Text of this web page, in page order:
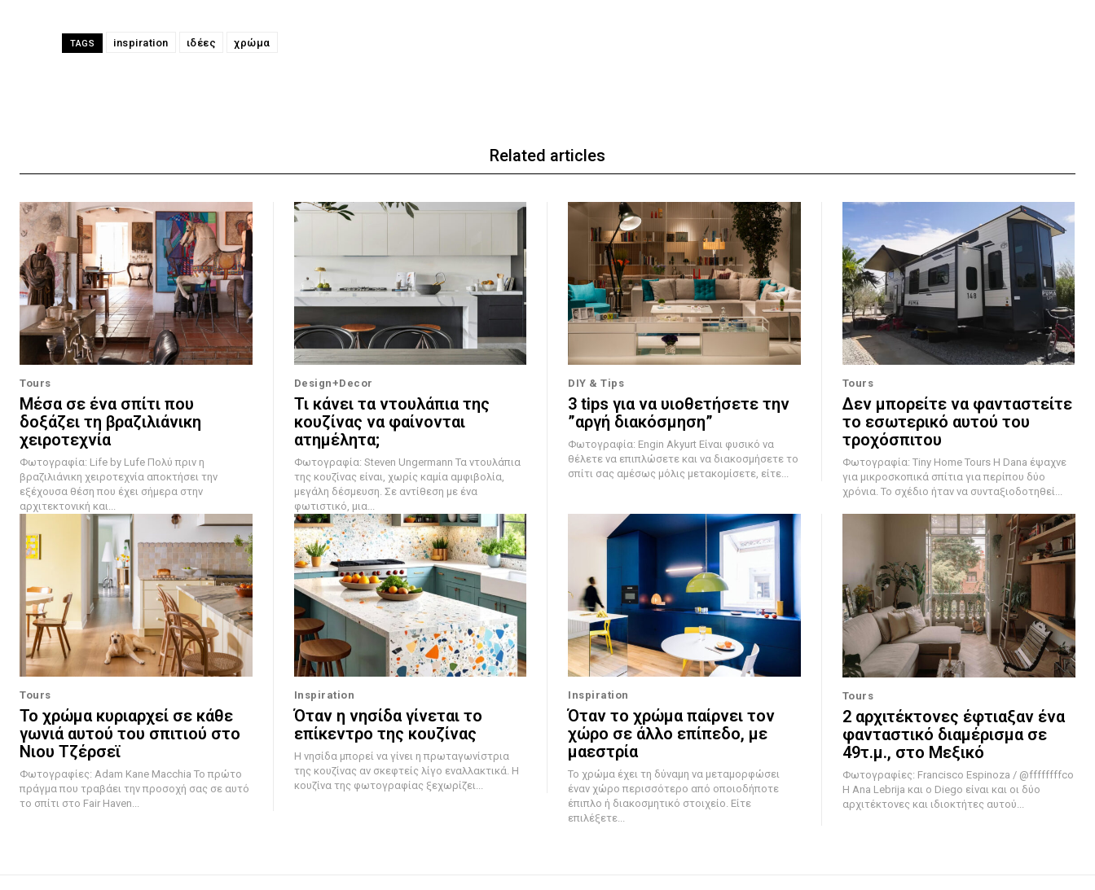
TAGS inspiration ιδέες χρώμα
Related articles
Tours
Μέσα σε ένα σπίτι που
δοξάζει τη βραζιλιάνικη
χειροτεχνία
Φωτογραφία: Life by Lufe Πολύ πριν η
βραζιλιάνικη χειροτεχνία αποκτήσει την
εξέχουσα θέση που έχει σήμερα στην
αρχιτεκτονική και...
Design+Decor
Τι κάνει τα ντουλάπια της
κουζίνας να φαίνονται
ατημέλητα;
Φωτογραφία: Steven Ungermann Τα ντουλάπια
της κουζίνας είναι, χωρίς καμία αμφιβολία,
μεγάλη δέσμευση. Σε αντίθεση με ένα
φωτιστικό, μια...
DIY & Tips
3 tips για να υιοθετήσετε την
”αργή διακόσμηση”
Φωτογραφία: Engin Akyurt Είναι φυσικό να
θέλετε να επιπλώσετε και να διακοσμήσετε το
σπίτι σας αμέσως μόλις μετακομίσετε, είτε...
Tours
Δεν μπορείτε να φανταστείτε
το εσωτερικό αυτού του
τροχόσπιτου
Φωτογραφία: Tiny Home Tours Η Dana έψαχνε
για μικροσκοπικά σπίτια για περίπου δύο
χρόνια. Το σχέδιο ήταν να συνταξιοδοτηθεί...
Tours
Το χρώμα κυριαρχεί σε κάθε
γωνιά αυτού του σπιτιού στο
Νιου Τζέρσεϊ
Φωτογραφίες: Adam Kane Macchia Το πρώτο
πράγμα που τραβάει την προσοχή σας σε αυτό
το σπίτι στο Fair Haven...
Inspiration
Όταν η νησίδα γίνεται το
επίκεντρο της κουζίνας
Η νησίδα μπορεί να γίνει η πρωταγωνίστρια
της κουζίνας αν σκεφτείς λίγο εναλλακτικά. Η
κουζίνα της φωτογραφίας ξεχωρίζει...
Inspiration
Όταν το χρώμα παίρνει τον
χώρο σε άλλο επίπεδο, με
μαεστρία
Το χρώμα έχει τη δύναμη να μεταμορφώσει
έναν χώρο περισσότερο από οποιοδήποτε
έπιπλο ή διακοσμητικό στοιχείο. Είτε
επιλέξετε...
Tours
2 αρχιτέκτονες έφτιαξαν ένα
φανταστικό διαμέρισμα σε
49τ.μ., στο Μεξικό
Φωτογραφίες: Francisco Espinoza / @ffffffffco
Η Ana Lebrija και ο Diego είναι και οι δύο
αρχιτέκτονες και ιδιοκτήτες αυτού...